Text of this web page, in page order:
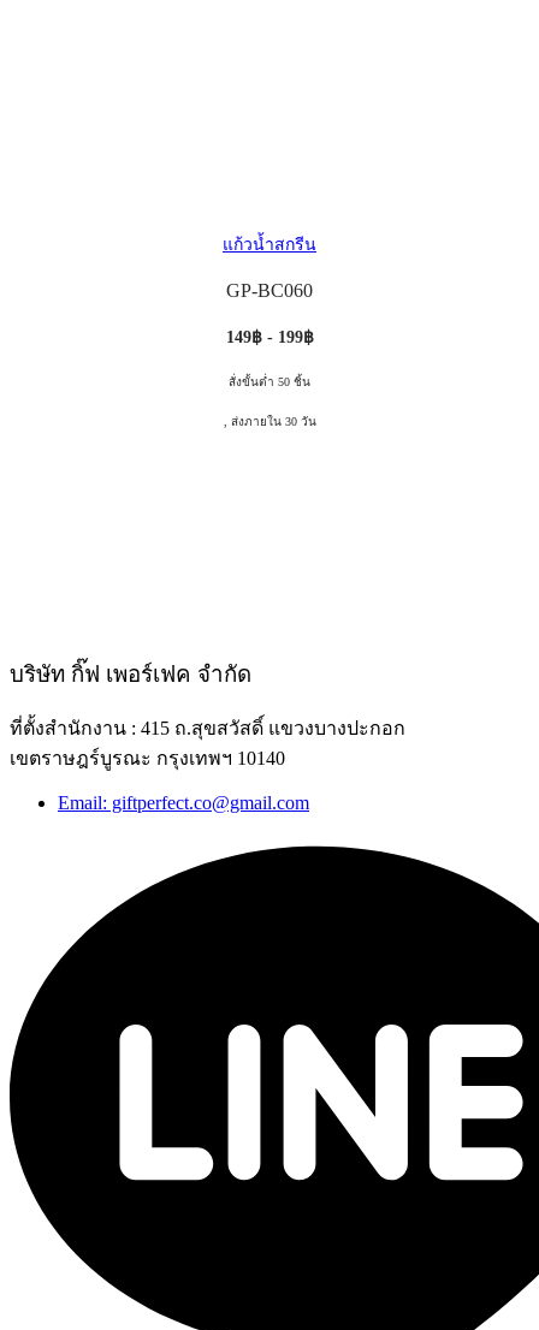
แก้วน้ำสกรีน
GP-BC060
149฿ - 199฿
สั่งขั้นต่ำ 50 ชิ้น
, ส่งภายใน 30 วัน
บริษัท กิ๊ฟ เพอร์เฟค จำกัด
ที่ตั้งสำนักงาน : 415 ถ.สุขสวัสดิ์ แขวงบางปะกอก
เขตราษฎร์บูรณะ กรุงเทพฯ 10140
Email: giftperfect.co@gmail.com